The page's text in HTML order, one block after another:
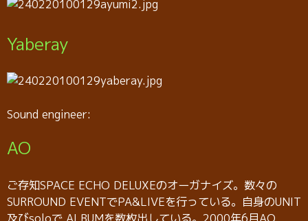
Yaberay
Sound engineer:
AO
ご存知SPACE ECHO DELUXEのオーガナイズ。数々の
SURROUND EVENTでPA&LIVEを行っている。自身のUNIT
及びsoloで ALBUMを数枚出している。2000年6月AO